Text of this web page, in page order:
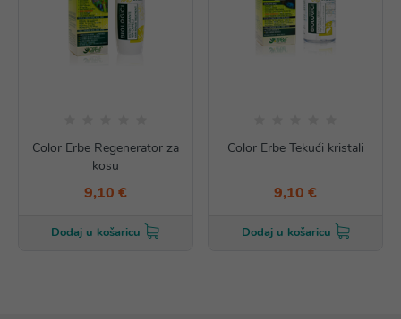
Color Erbe Regenerator za
kosu
9,10 €
Dodaj u košaricu
Color Erbe Tekući kristali
9,10 €
Dodaj u košaricu